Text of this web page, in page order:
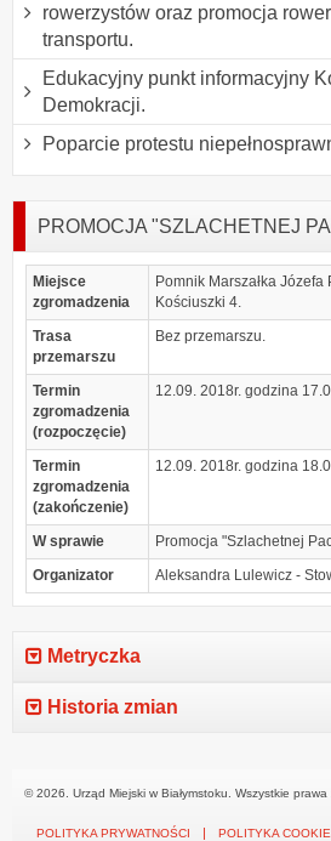
rowerzystów oraz promocja
transportu.
Edukacyjny punkt informacyjny
Demokracji.
Poparcie protestu
PROMOCJA "SZLACHETNEJ
Miejsce
zgromadzenia
Pomnik Marszałka Józefa
Kościuszki 4.
Trasa
przemarszu
Bez przemarszu.
Termin
zgromadzenia
(rozpoczęcie)
12.09. 2018r. godzina
Termin
zgromadzenia
(zakończenie)
12.09. 2018r. godzina
W sprawie
Promocja "Szlachetnej
Organizator
Aleksandra Lulewicz -
Metryczka
Historia zmian
© 2026. Urząd Miejski w Białymstoku. Wszystkie prawa
POLITYKA PRYWATNOŚCI POLITYKA